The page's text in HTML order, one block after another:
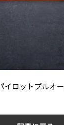
イロットプルオ